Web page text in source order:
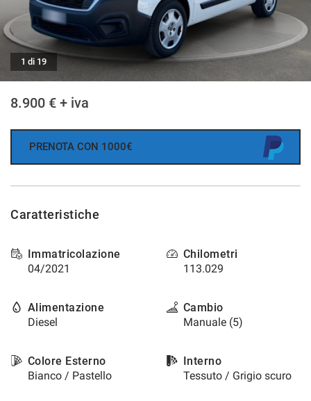
AREA COMMERCIANTI
NEWS
1 di 19
8.900 € + iva
PRENOTA CON 1000€
Caratteristiche
Immatricolazione
04/2021
Chilometri
113.029
Alimentazione
Diesel
Cambio
Manuale (5)
Colore Esterno
Bianco / Pastello
Interno
Tessuto / Grigio scuro
tracciamento
che
adottiamo
per
offrire
le
e
le
attività
descritte.
ottenere
sull'utilità
di
questi
tracciamento